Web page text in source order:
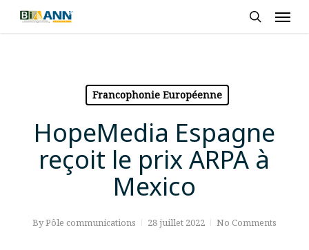
Skip
Francophonie Européenne
HopeMedia Espagne
reçoit le prix ARPA à
Mexico
ByPôle communications 28 juillet 2022 No Comments